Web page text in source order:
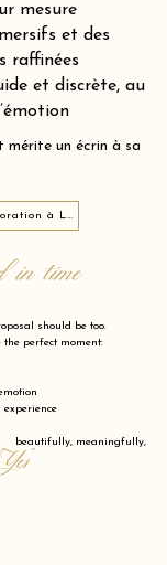
mesure
et des
raffinées
et discrète, au
mérite un écrin à sa
Imaginer la décoration à La Baule-Escoublac 44500
in time
should be too.
perfect moment:
beautifully, meaningfully,
"Yes"